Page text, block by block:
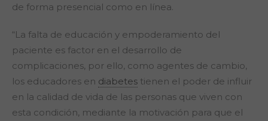
de forma presencial como en línea.
“La falta de educación y empoderamiento del
paciente es factor en el desarrollo de
complicaciones, por ello, como agentes de cambio,
los educadores en diabetes tienen el poder de influir
en la calidad de vida de las personas que viven con
esta condición, mediante la motivación para que el